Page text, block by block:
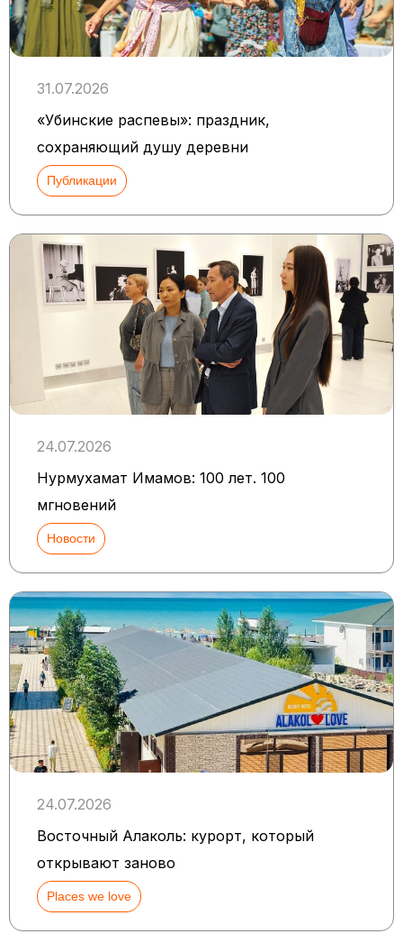
31.07.2026
«Убинские распевы»: праздник,
сохраняющий душу деревни
Публикации
24.07.2026
Нурмухамат Имамов: 100 лет. 100
мгновений
Новости
24.07.2026
Восточный Алаколь: курорт, который
открывают заново
Places we love